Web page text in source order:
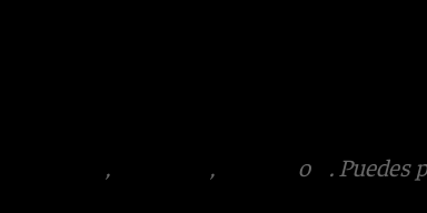
, , o
. Puedes